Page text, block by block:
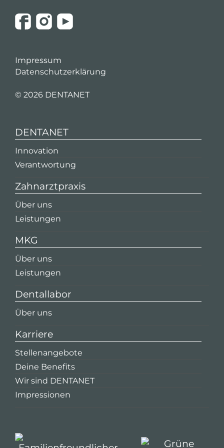
Impressum
Datenschutzerklärung
© 2026 DENTANET
DENTANET
Innovation
Verantwortung
Zahnarztpraxis
Über uns
Leistungen
MKG
Über uns
Leistungen
Dentallabor
Über uns
Karriere
Stellenangebote
Deine Benefits
Wir sind DENTANET
Impressionen